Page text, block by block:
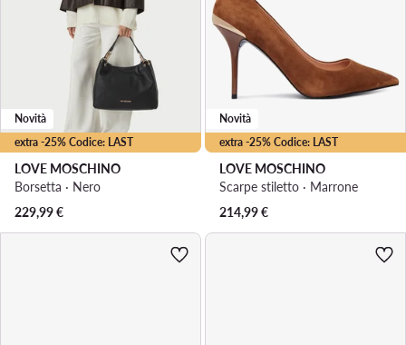
extra -25% Codice: LAST
Novità
LOVE MOSCHINO
Borsetta · Nero
229,99€
extra -25% Codice: LAST
Novità
LOVE MOSCHINO
Scarpe stiletto · Marrone
214,99€